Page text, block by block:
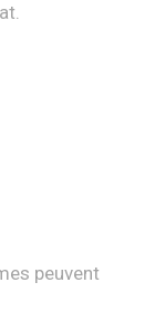
peuvent